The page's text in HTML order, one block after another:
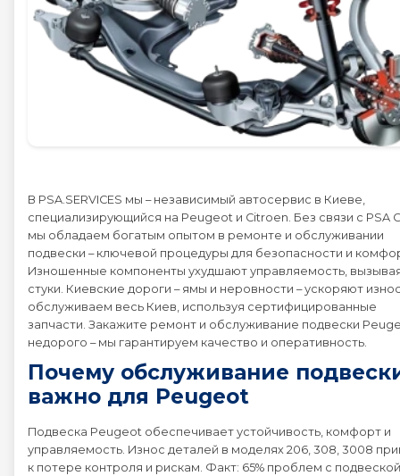
Peugeot 2008
Peugeot 206
Peugeot 208
Peugeot 3008
Peugeot 307
Peugeot 308
Peugeot 4007
Peugeot 4008
В PSA.SERVICES мы – независимый автосервис в Киеве,
специализирующийся на Peugeot и Citroen. Без связи с PSA
мы обладаем богатым опытом в ремонте и обслуживании
подвески – ключевой процедуры для безопасности и
Изношенные компоненты ухудшают управляемость,
стуки. Киевские дороги – ямы и неровности – ускоряют
обслуживаем весь Киев, используя сертифицированные
запчасти. Закажите ремонт и обслуживание подвески
недорого – мы гарантируем качество и оперативность.
Почему обслуживание
важно для Peugeot
Подвеска Peugeot обеспечивает устойчивость, комфорт и
управляемость. Износ деталей в моделях 206, 308, 3008
к потере контроля и рискам. Факт: 65% проблем с подвеской